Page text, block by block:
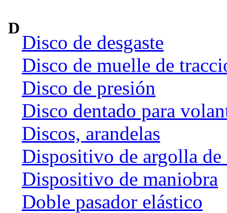
D
Disco de desgaste
Disco de muelle de
Disco de presión
Disco dentado para
Discos, arandelas
Dispositivo de argolla de
Dispositivo de maniobra
Doble pasador elástico